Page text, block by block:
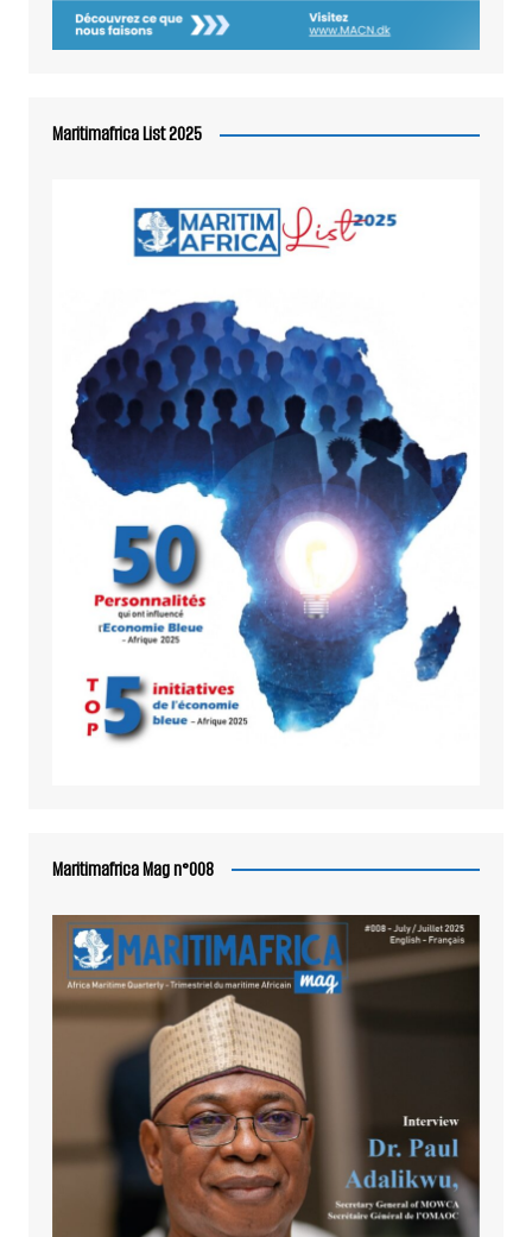
Maritimafrica List 2025
Maritimafrica Mag n°008